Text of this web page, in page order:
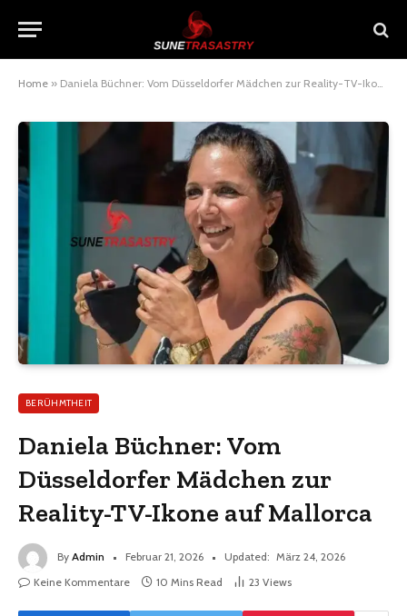
Home » Daniela Büchner: Vom Düsseldorfer Mädchen zur Reality-TV-Ikone auf Mallorca
BERÜHMTHEIT
Daniela Büchner: Vom
Düsseldorfer Mädchen zur
Reality-TV-Ikone auf Mallorca
By Admin Februar 21, 2026 Updated: März 24, 2026
Keine Kommentare
10 Mins Read 23 Views